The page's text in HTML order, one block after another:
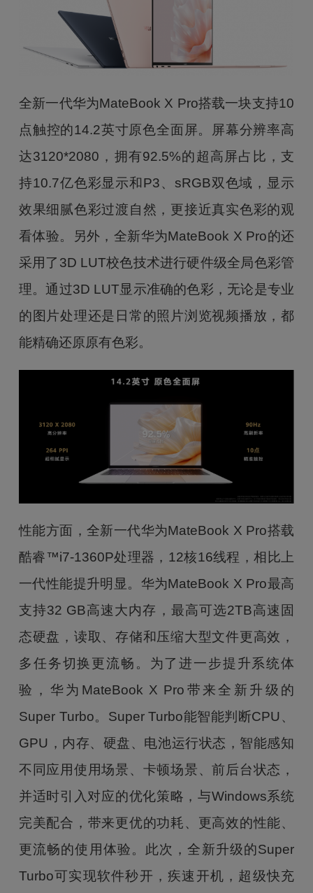
全新一代华为MateBook X Pro搭载一块支持10
点触控的14.2英寸原色全面屏。屏幕分辨率高
达3120*2080，拥有92.5%的超高屏占比，支
持10.7亿色彩显示和P3、sRGB双色域，显示
效果细腻色彩过渡自然，更接近真实色彩的观
看体验。另外，全新华为MateBook X Pro的还
采用了3D LUT校色技术进行硬件级全局色彩管
理。通过3D LUT显示准确的色彩，无论是专业
的图片处理还是日常的照片浏览视频播放，都
能精确还原原有色彩。
性能方面，全新一代华为MateBook X Pro搭载
酷睿™i7-1360P处理器，12核16线程，相比上
一代性能提升明显。华为MateBook X Pro最高
支持32 GB高速大内存，最高可选2TB高速固
态硬盘，读取、存储和压缩大型文件更高效，
多任务切换更流畅。为了进一步提升系统体
验，华为MateBook X Pro带来全新升级的
Super Turbo。Super Turbo能智能判断CPU、
GPU，内存、硬盘、电池运行状态，智能感知
不同应用使用场景、卡顿场景、前后台状态，
并适时引入对应的优化策略，与Windows系统
完美配合，带来更优的功耗、更高效的性能、
更流畅的使用体验。此次，全新升级的Super
Turbo可实现软件秒开，疾速开机，超级快充